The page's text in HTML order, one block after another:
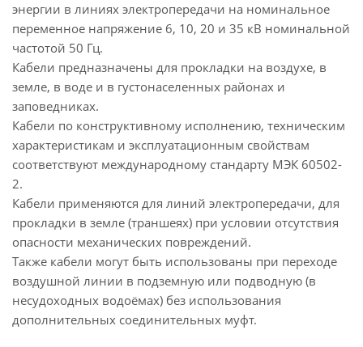
энергии в линиях электропередачи на номинальное
переменное напряжение 6, 10, 20 и 35 кВ номинальной
частотой 50 Гц.
Кабели предназначены для прокладки на воздухе, в
земле, в воде и в густонаселенных районах и
заповедниках.
Кабели по конструктивному исполнению, техническим
характеристикам и эксплуатационным свойствам
соответствуют международному стандарту МЭК 60502-
2.
Кабели применяются для линий электропередачи, для
прокладки в земле (траншеях) при условии отсутствия
опасности механических повреждений.
Также кабели могут быть использованы при переходе
воздушной линии в подземную или подводную (в
несудоходных водоёмах) без использования
дополнительных соединительных муфт.